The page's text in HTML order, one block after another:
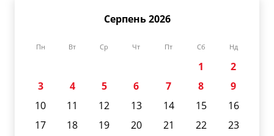
Серпень 2026
Пн Вт Ср Чт Пт Сб Нд
1
2
3
4 5 6 7 8
9
10
11 12 13 14 15
16
17
18 19 20 21 22
23